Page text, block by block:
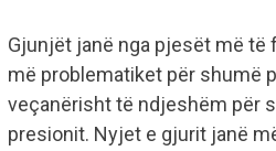
Gjunjët janë nga pjesët më të
më problematiket për shumë
veçanërisht të ndjeshëm për
presionit. Nyjet e gjurit janë